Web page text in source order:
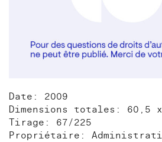
Date: 2009
Dimensions totales: 60,5
Tirage: 67/225
Propriétaire: